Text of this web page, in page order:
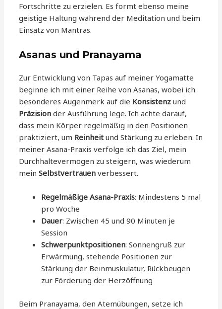
Fortschritte zu erzielen. Es formt ebenso meine
geistige Haltung während der Meditation und beim
Einsatz von Mantras.
Asanas und Pranayama
Zur Entwicklung von Tapas auf meiner Yogamatte
beginne ich mit einer Reihe von Asanas, wobei ich
besonderes Augenmerk auf die Konsistenz und
Präzision der Ausführung lege. Ich achte darauf,
dass mein Körper regelmäßig in den Positionen
praktiziert, um Reinheit und Stärkung zu erleben. In
meiner Asana-Praxis verfolge ich das Ziel, mein
Durchhaltevermögen zu steigern, was wiederum
meinSelbstvertrauen verbessert.
Regelmäßige Asana-Praxis: Mindestens 5 mal
pro Woche
Dauer: Zwischen 45 und 90 Minuten je
Session
Schwerpunktpositionen: Sonnengruß zur
Erwärmung, stehende Positionen zur
Stärkung der Beinmuskulatur, Rückbeugen
zur Förderung der Herzöffnung
Beim Pranayama, den Atemübungen, setze ich